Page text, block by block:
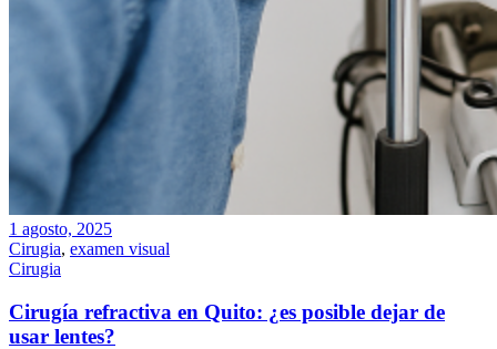
1 agosto, 2025
Cirugia, examen visual
Cirugia
Cirugía refractiva en Quito: ¿es posible dejar de
usar lentes?